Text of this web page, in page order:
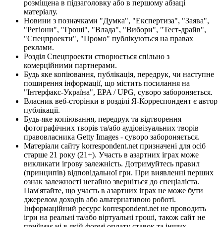
розміщена в підзаголовку або в першому абзаці
матеріалу.
Новини з позначками "Думка", "Експертиза", "Заява",
"Регіони", "Гроші", "Влада", "Вибори", "Тест-драйв",
"Спецпроекти", "Промо" публікуються на правах
реклами.
Розділ Спецпроекти створюється спільно з
комерційними партнерами.
Будь яке копіювання, публікація, передрук, чи наступне
поширення інформації, що містить посилання на
"Інтерфакс-Україна", EPA / UPG, суворо забороняється.
Власник веб-сторінки в розділі Я-Корреспондент є автор
публікації.
Будь-яке копіювання, передрук та відтворення
фотографічних творів та/або аудіовізуальних творів
правовласника Getty Images - суворо забороняється.
Матеріали сайту korrespondent.net призначені для осіб
старше 21 року (21+). Участь в азартних іграх може
викликати ігрову залежність. Дотримуйтесь правил
(принципів) відповідальної гри. При виявленні перших
ознак залежності негайно зверніться до спеціаліста.
Пам'ятайте, що участь в азартних іграх не може бути
джерелом доходів або альтернативою роботі.
Інформаційний ресурс korrespondent.net не проводить
ігри на реальні та/або віртуальні гроші, також сайт не